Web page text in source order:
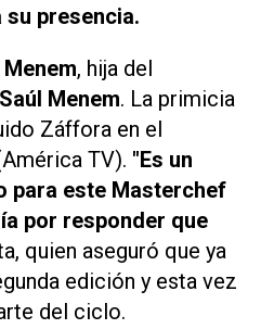
presencia.
, hija del
Menem. La primicia
Záffora en el
TV). "Es un
para este Masterchef
por responder que
quien aseguró que ya
edición y esta vez
del ciclo.